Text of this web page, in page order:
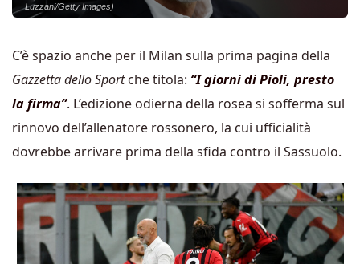
Luzzani/Getty Images)
C’è spazio anche per il Milan sulla prima pagina della
Gazzetta dello Sportche titola: “I giorni di Pioli, presto
la firma”. L’edizione odierna della rosea si sofferma sul
rinnovo dell’allenatore rossonero, la cui ufficialità
dovrebbe arrivare prima della sfida contro il Sassuolo.